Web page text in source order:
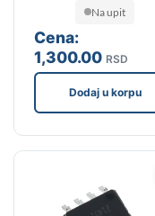
Cena:
1,300.00 RSD
Na upit
Dodaj u korpu